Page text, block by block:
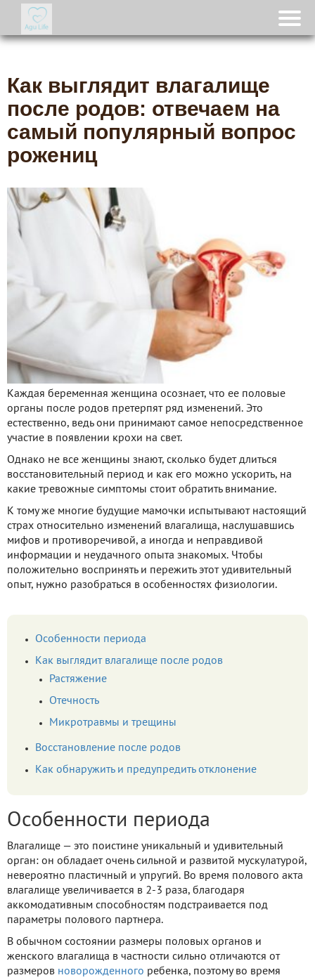
Как выглядит влагалище
после родов: отвечаем на
самый популярный вопрос
рожениц
Каждая беременная женщина осознает, что ее половые
органы после родов претерпят ряд изменений. Это
естественно, ведь они принимают самое непосредственное
участие в появлении крохи на свет.
Однако не все женщины знают, сколько будет длиться
восстановительный период и как его можно ускорить, на
какие тревожные симптомы стоит обратить внимание.
К тому же многие будущие мамочки испытывают настоящий
страх относительно изменений влагалища, наслушавшись
мифов и противоречивой, а иногда и неправдивой
информации и неудачного опыта знакомых. Чтобы
положительно воспринять и пережить этот удивительный
опыт, нужно разобраться в особенностях физиологии.
Особенности периода
Как выглядит влагалище после родов
Растяжение
Отечность
Микротравмы и трещины
Восстановление после родов
Как обнаружить и предупредить отклонение
Особенности периода
Влагалище — это поистине уникальный и удивительный
орган: он обладает очень сильной и развитой мускулатурой,
невероятно пластичный и упругий. Во время полового акта
влагалище увеличивается в 2-3 раза, благодаря
аккомодативным способностям подстраивается под
параметры полового партнера.
В обычном состоянии размеры половых органов и
женского влагалища в частности сильно отличаются от
размеров новорожденного ребенка, поэтому во время